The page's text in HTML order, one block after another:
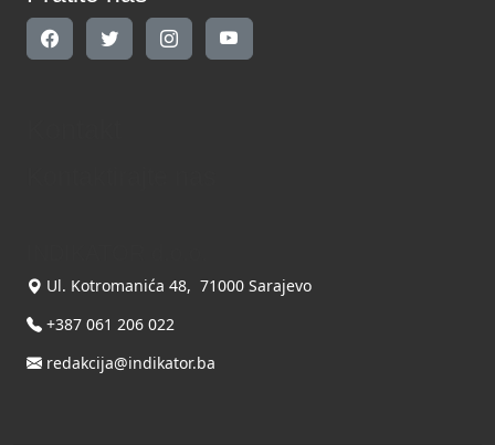
Ul. Kotromanića 48, 71000 Sarajevo
+387 061 206 022
redakcija@indikator.ba